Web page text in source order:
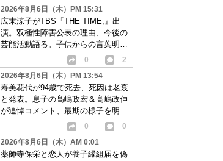
2026年8月6日（木）PM 15:31
広末涼子がTBS『THE TIME,』出
演。双極性障害公表の理由、今後の
芸能活動語る。子供からの言葉明か
0
2
2026年8月6日（木）PM 13:54
寿美花代が94歳で死去、死因は老衰
と発表。息子の髙嶋政宏＆髙嶋政伸
が追悼コメント、最期の様子を明か
0
0
2026年8月6日（木）AM 0:01
薬師寺保栄と恋人が養子縁組届を偽